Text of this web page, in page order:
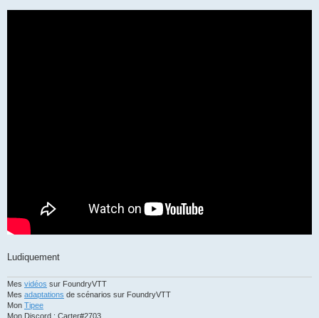
Ludiquement
Mes vidéos sur FoundryVTT
Mes adaptations de scénarios sur FoundryVTT
Mon Tipee
Mon Discord : Carter#2703